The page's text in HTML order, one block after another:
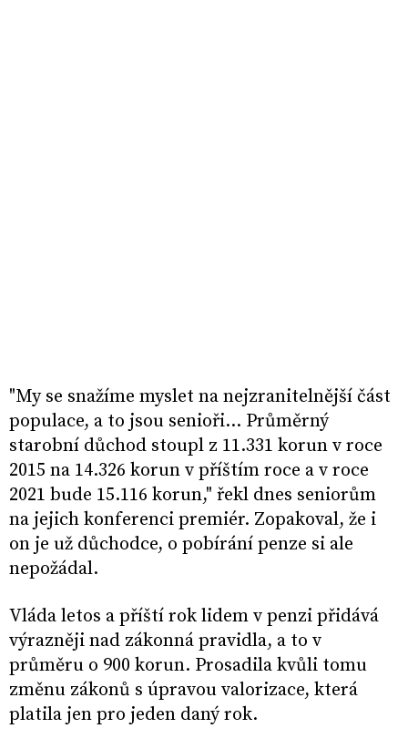
"My se snažíme myslet na nejzranitelnější část
populace, a to jsou senioři... Průměrný
starobní důchod stoupl z 11.331 korun v roce
2015 na 14.326 korun v příštím roce a v roce
2021 bude 15.116 korun," řekl dnes seniorům
na jejich konferenci premiér. Zopakoval, že i
on je už důchodce, o pobírání penze si ale
nepožádal.
Vláda letos a příští rok lidem v penzi přidává
výrazněji nad zákonná pravidla, a to v
průměru o 900 korun. Prosadila kvůli tomu
změnu zákonů s úpravou valorizace, která
platila jen pro jeden daný rok.